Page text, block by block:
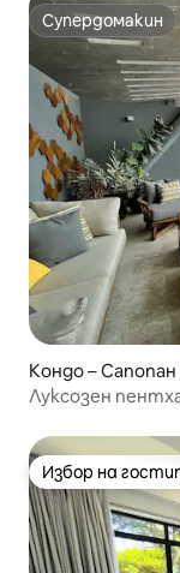
Супердомакин
Супердомакин
Кондо – Сапопан
Луксозен
Избор на
Избор на